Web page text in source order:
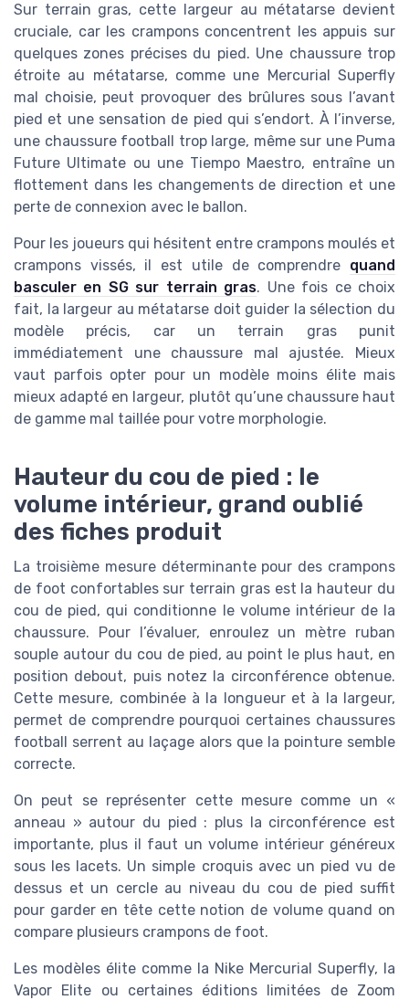
Sur terrain gras, cette largeur au métatarse devient
cruciale, car les crampons concentrent les appuis sur
quelques zones précises du pied. Une chaussure trop
étroite au métatarse, comme une Mercurial Superfly
mal choisie, peut provoquer des brûlures sous l’avant
pied et une sensation de pied qui s’endort. À l’inverse,
une chaussure football trop large, même sur une Puma
Future Ultimate ou une Tiempo Maestro, entraîne un
flottement dans les changements de direction et une
perte de connexion avec le ballon.
Pour les joueurs qui hésitent entre crampons moulés et
crampons vissés, il est utile de comprendre quand
basculer en SG sur terrain gras. Une fois ce choix
fait, la largeur au métatarse doit guider la sélection du
modèle précis, car un terrain gras punit
immédiatement une chaussure mal ajustée. Mieux
vaut parfois opter pour un modèle moins élite mais
mieux adapté en largeur, plutôt qu’une chaussure haut
de gamme mal taillée pour votre morphologie.
Hauteur du cou de pied : le
volume intérieur, grand oublié
des fiches produit
La troisième mesure déterminante pour des crampons
de foot confortables sur terrain gras est la hauteur du
cou de pied, qui conditionne le volume intérieur de la
chaussure. Pour l’évaluer, enroulez un mètre ruban
souple autour du cou de pied, au point le plus haut, en
position debout, puis notez la circonférence obtenue.
Cette mesure, combinée à la longueur et à la largeur,
permet de comprendre pourquoi certaines chaussures
football serrent au laçage alors que la pointure semble
correcte.
On peut se représenter cette mesure comme un «
anneau » autour du pied : plus la circonférence est
importante, plus il faut un volume intérieur généreux
sous les lacets. Un simple croquis avec un pied vu de
dessus et un cercle au niveau du cou de pied suffit
pour garder en tête cette notion de volume quand on
compare plusieurs crampons de foot.
Les modèles élite comme la Nike Mercurial Superfly, la
Vapor Elite ou certaines éditions limitées de Zoom